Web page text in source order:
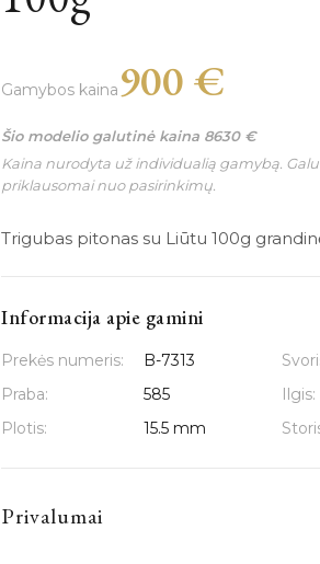
Gamybos kaina900 €
Šio modelio galutinė kaina 8630 €
Kaina nurodyta už individualią gamybą.
priklausomai nuo pasirinkimų.
Trigubas pitonas su Liūtu 100g
Informacija apie gamini
Prekės numeris: B-7313
Praba:
585 Ilgis:
Plotis:
15.5 mm
Privalumai